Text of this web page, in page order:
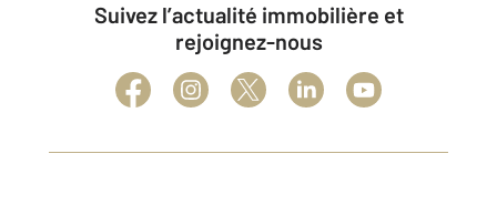
Suivez l’actualité immobilière et
rejoignez-nous